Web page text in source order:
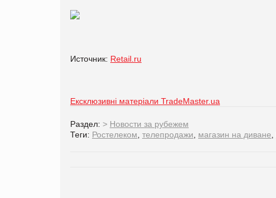
Источник: Retail.ru
Ексклюзивні матеріали TradeMaster.ua
Раздел: > Новости за рубежем
Теги: Ростелеком телепродажи магазин на диване